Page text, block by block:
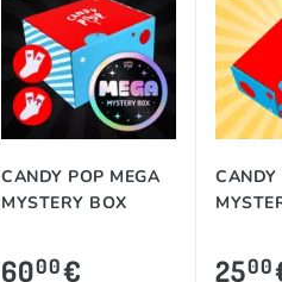
CANDY POP MEGA
MYSTERY BOX
6000€
CANDY
2500